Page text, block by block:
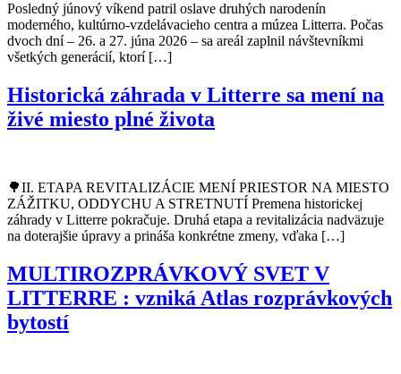
Posledný júnový víkend patril oslave druhých narodenín
moderného, kultúrno-vzdelávacieho centra a múzea Litterra. Počas
dvoch dní – 26. a 27. júna 2026 – sa areál zaplnil návštevníkmi
všetkých generácií, ktorí […]
Historická záhrada v Litterre sa mení na
živé miesto plné života
🌳II. ETAPA REVITALIZÁCIE MENÍ PRIESTOR NA MIESTO
ZÁŽITKU, ODDYCHU A STRETNUTÍ Premena historickej
záhrady v Litterre pokračuje. Druhá etapa a revitalizácia nadväzuje
na doterajšie úpravy a prináša konkrétne zmeny, vďaka […]
MULTIROZPRÁVKOVÝ SVET V
LITTERRE : vzniká Atlas rozprávkových
bytostí